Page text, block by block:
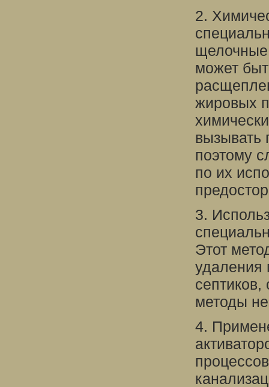
2.
щелочные
может
жировых
вызывать
поэтому
по их
3.
Этот
удаления
септиков,
методы
4.